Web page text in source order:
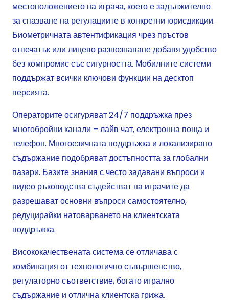
местоположението на играча, което е задължително
за спазване на регулациите в конкретни юрисдикции.
Биометричната автентификация чрез пръстов
отпечатък или лицево разпознаване добавя удобство
без компромис със сигурността. Мобилните системи
поддържат всички ключови функции на десктоп
версията.
Операторите осигуряват 24/7 поддръжка през
многобройни канали – лайв чат, електронна поща и
телефон. Многоезичната поддръжка и локализирано
съдържание подобряват достъпността за глобални
пазари. Базите знания с често задавани въпроси и
видео ръководства съдействат на играчите да
разрешават основни въпроси самостоятелно,
редуцирайки натоварването на клиентската
поддръжка.
Висококачествената система се отличава с
комбинация от технологично съвършенство,
регулаторно съответствие, богато игрално
съдържание и отлична клиентска грижа.